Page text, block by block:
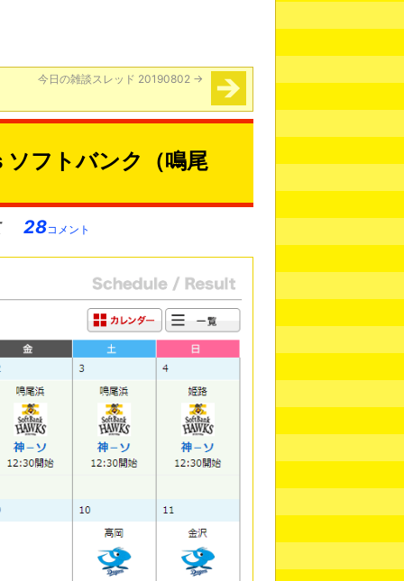
今日の雑談スレッド 20190802 →
ソフトバンク（鳴尾
28コメント